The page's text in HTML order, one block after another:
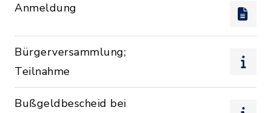
Anmeldung
Bürgerversammlung;
Teilnahme
Bußgeldbescheid bei